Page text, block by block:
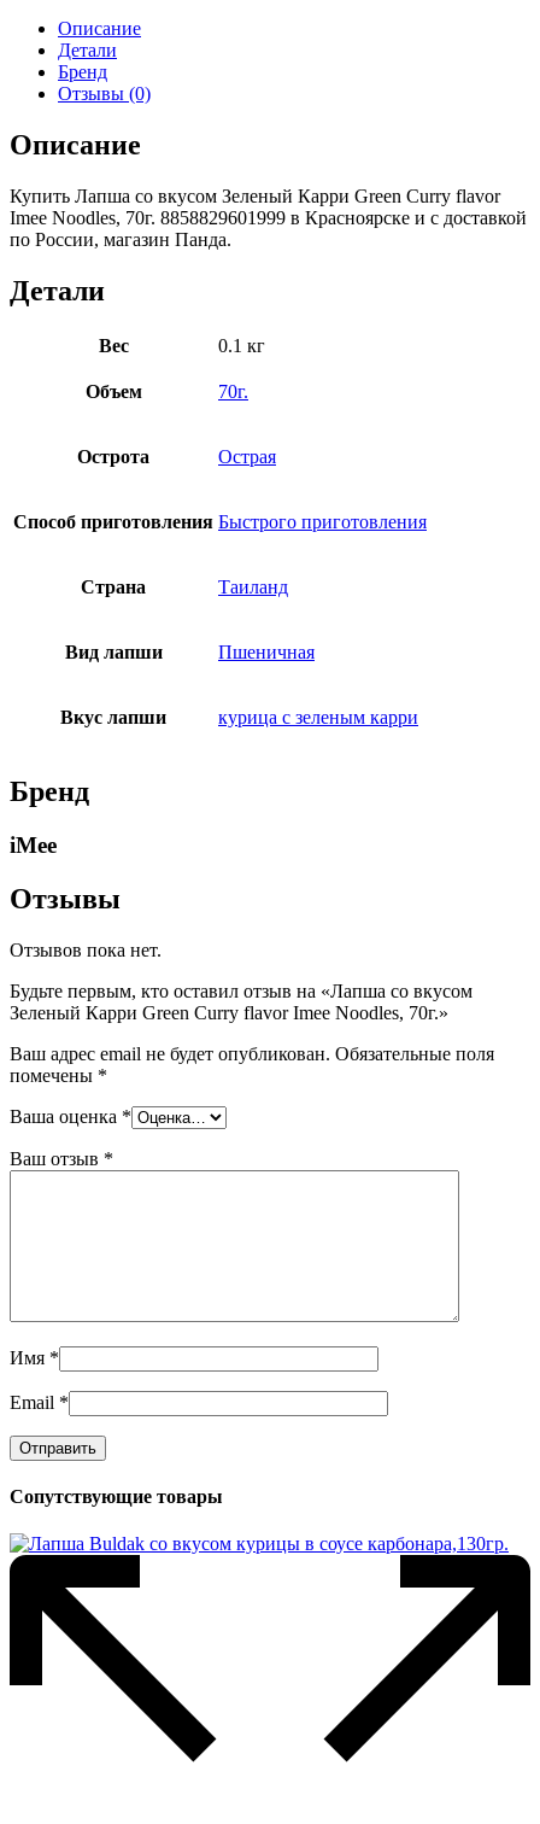
Описание
Детали
Бренд
Отзывы (0)
Описание
Купить Лапша со вкусом Зеленый Карри Green Curry flavor
Imee Noodles, 70г. 8858829601999 в Красноярске и с доставкой
по России, магазин Панда.
Детали
Вес 0.1 кг
Объем 70г.
Острота Острая
Способ приготовления Быстрого приготовления
Страна Таиланд
Вид лапши Пшеничная
Вкус лапши курица с зеленым карри
Бренд
iMee
Отзывы
Отзывов пока нет.
Будьте первым, кто оставил отзыв на «Лапша со вкусом
Зеленый Карри Green Curry flavor Imee Noodles, 70г.»
Ваш адрес email не будет опубликован. Обязательные поля
помечены *
Ваша оценка *
Ваш отзыв *
Имя *
Email *
Сопутствующие товары